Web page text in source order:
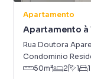
Apartamento
Apartamento à
Rua Doutora
Condominio
50m² 2 1 1